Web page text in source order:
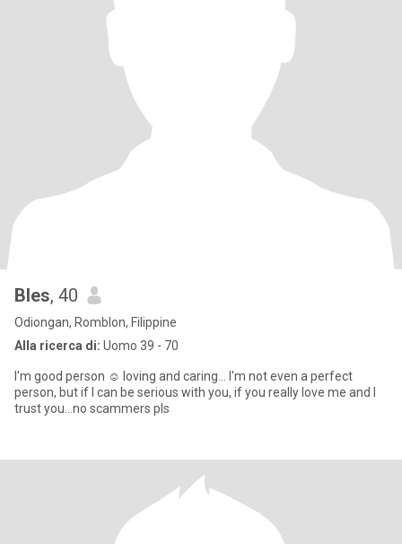
Bles, 40
Odiongan, Romblon, Filippine
Alla ricerca di: Uomo 39 - 70
I'm good person ☺️ loving and caring... I'm not even a perfect
person, but if I can be serious with you, if you really love me and I
trust you...no scammers pls